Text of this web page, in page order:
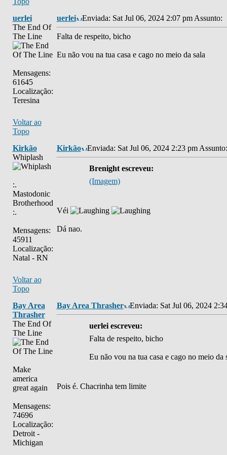
uerlei
The End Of
The Line
Mensagens:
61645
Localização:
Teresina
uerlei Enviada: Sat Jul 06, 2024 2:07 pm Assunto:
Falta de respeito, bicho
Eu não vou na tua casa e cago no meio da sala
Voltar ao
Topo
Kirkão
Whiplash
:.
Mastodonic
Brotherhood
:.
Mensagens:
45911
Localização:
Natal - RN
Kirkão Enviada: Sat Jul 06, 2024 2:23 pm Assunto:
Brenight escreveu:
(Imagem)
Véi
Dá nao.
Voltar ao
Topo
Bay Area
Thrasher
The End Of
The Line
Make
america
great again
Mensagens:
74696
Localização:
Detroit -
Michigan
Bay Area Thrasher Enviada: Sat Jul 06, 2024
uerlei escreveu:
Falta de respeito, bicho
Eu não vou na tua casa e cago no meio da
Pois é. Chacrinha tem limite